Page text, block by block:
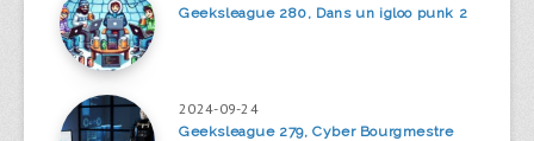
Geeksleague 280, Dans un igloo punk 2
2024-09-24
Geeksleague 279, Cyber Bourgmestre